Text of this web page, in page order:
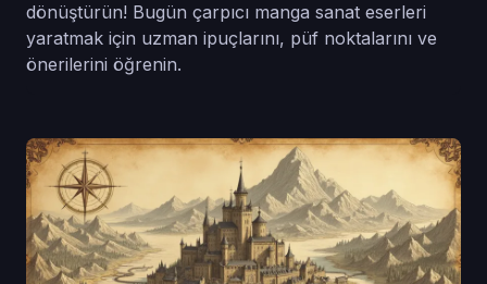
dönüştürün! Bugün çarpıcı manga sanat eserleri
yaratmak için uzman ipuçlarını, püf noktalarını ve
önerilerini öğrenin.